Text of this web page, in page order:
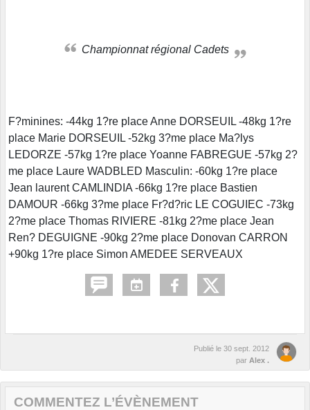
Championnat régional Cadets
F?minines: -44kg 1?re place Anne DORSEUIL -48kg 1?re
place Marie DORSEUIL -52kg 3?me place Ma?lys
LEDORZE -57kg 1?re place Yoanne FABREGUE -57kg 2?
me place Laure WADBLED Masculin: -60kg 1?re place
Jean laurent CAMLINDIA -66kg 1?re place Bastien
DAMOUR -66kg 3?me place Fr?d?ric LE COGUIEC -73kg
2?me place Thomas RIVIERE -81kg 2?me place Jean
Ren? DEGUIGNE -90kg 2?me place Donovan CARRON
+90kg 1?re place Simon AMEDEE SERVEAUX
Publié le 30 sept. 2012
par Alex .
COMMENTEZ L’ÉVÈNEMENT